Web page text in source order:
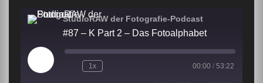
StudioRAW der Fotografie-Podcast
#87 – K Part 2 – Das Fotoalphabet
Play
Episode
1x 00:00 / 53:22